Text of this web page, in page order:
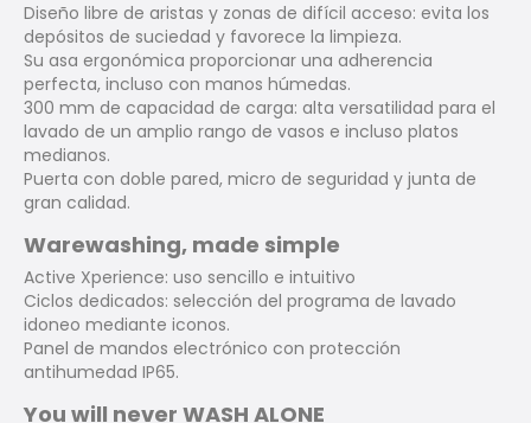
Diseño libre de aristas y zonas de difícil acceso: evita los
depósitos de suciedad y favorece la limpieza.
Su asa ergonómica proporcionar una adherencia
perfecta, incluso con manos húmedas.
300 mm de capacidad de carga: alta versatilidad para el
lavado de un amplio rango de vasos e incluso platos
medianos.
Puerta con doble pared, micro de seguridad y junta de
gran calidad.
Warewashing, made simple
Active Xperience: uso sencillo e intuitivo
Ciclos dedicados: selección del programa de lavado
idoneo mediante iconos.
Panel de mandos electrónico con protección
antihumedad IP65.
You will never WASH ALONE